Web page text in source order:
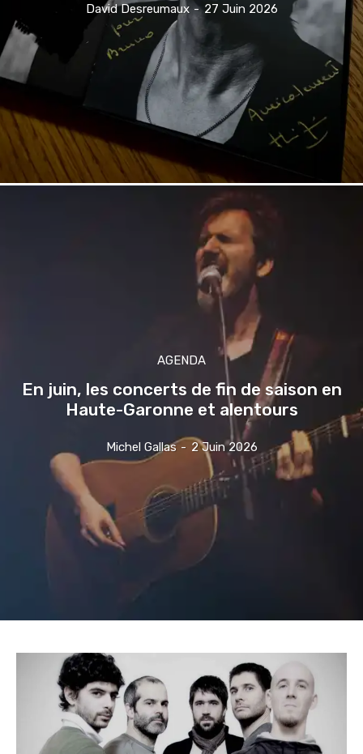
David Desreumaux - 27 Juin 2026
AGENDA
En juin, les concerts de fin de saison en
Haute-Garonne et alentours
Michel Gallas - 2 Juin 2026